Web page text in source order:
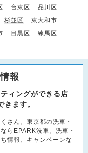
台東区
品川区
杉並区
東大和市
目黒区
練馬区
報
ィングができる店
ます。
さん。東京都の洗車・
らEPARK洗車。洗車・
情報、キャンペーンな